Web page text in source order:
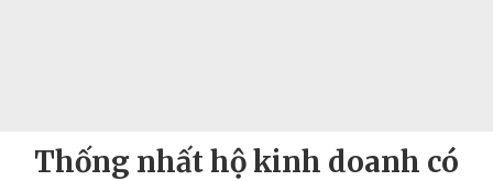
Thống nhất hộ kinh doanh có